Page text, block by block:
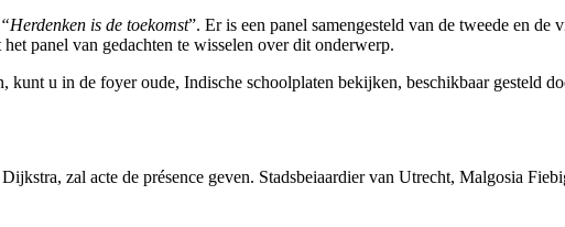
“Herdenken is de toekomst”. Er is een panel samengesteld van de tweede en
panel van gedachten te wisselen over dit onderwerp.
kunt u in de foyer oude, Indische schoolplaten bekijken, beschikbaar gesteld
zal acte de présence geven. Stadsbeiaardier van Utrecht, Malgosia